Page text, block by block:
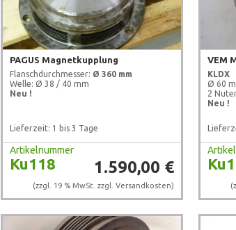
PAGUS Magnetkupplung
Flanschdurchmesser: Ø 360 mm
Welle: Ø 38 / 40 mm
Neu !
Lieferzeit: 1 bis 3 Tage
Artikelnummer
Ku118 1.590,00 €
(zzgl. 19 % MwSt. zzgl.Versandkosten)
VEM
KLDX
Ø 60
2
Neu !